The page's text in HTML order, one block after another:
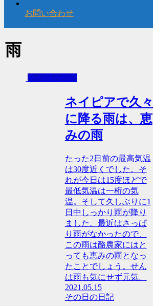
お問い合わせ
雨
その日の日記
ネイピアで久々
に降る雨は、恵
みの雨
たった2日前の最高気温
は30度近くでした。そ
れが今日は15度ほどで
最低気温は一桁の気
温。そして久しぶりに1
日中しっかり雨が降り
ました。最近はさっぱ
り雨がなかったので、
この雨は酪農家にはと
っても恵みの雨となっ
たことでしょう。せん
は雨も気にせず元気。
2021.05.15
その日の日記